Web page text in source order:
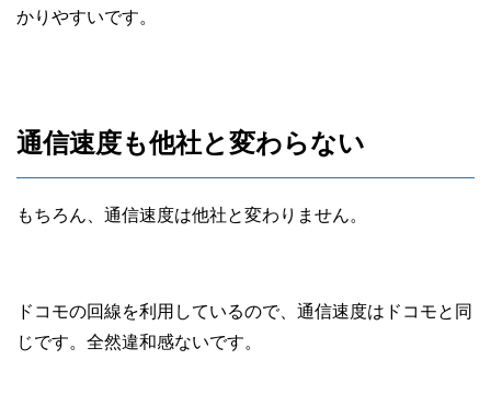
かりやすいです。
通信速度も他社と変わらない
もちろん、通信速度は他社と変わりません。
ドコモの回線を利用しているので、通信速度はドコモと同
じです。全然違和感ないです。